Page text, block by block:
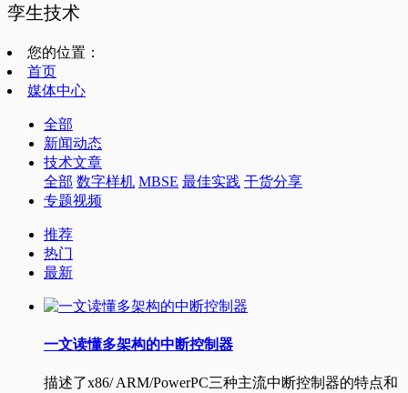
孪生技术
您的位置：
首页
媒体中心
全部
新闻动态
技术文章
全部 数字样机 MBSE 最佳实践 干货分享
专题视频
推荐
热门
最新
一文读懂多架构的中断控制器
描述了x86/ ARM/PowerPC三种主流中断控制器的特点和